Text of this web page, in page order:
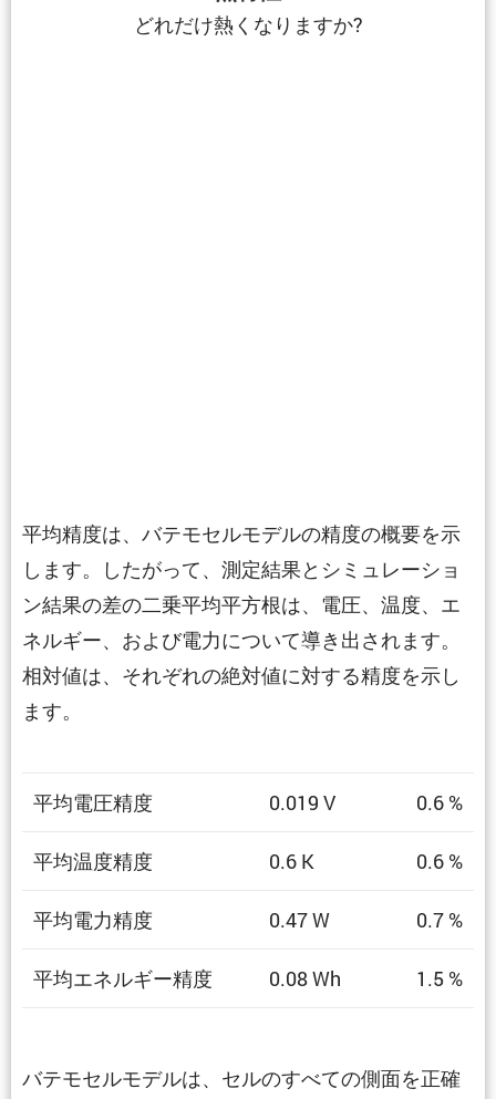
どれだけ熱くなりますか?
平均精度は、バテモセルモデルの精度の概要を示
します。したがって、測定結果とシミュレーショ
ン結果の差の二乗平均平方根は、電圧、温度、エ
ネルギー、および電力について導き出されます。
相対値は、それぞれの絶対値に対する精度を示し
ます。
平均電圧精度 0.019 V 0.6 %
平均温度精度 0.6 K 0.6 %
平均電力精度 0.47 W 0.7 %
平均エネルギー精度 0.08 Wh 1.5 %
バテモセルモデルは、セルのすべての側面を正確